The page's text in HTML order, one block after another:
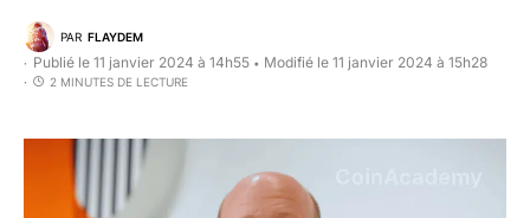
PAR FLAYDEM
Publié le 11 janvier 2024 à 14h55 • Modifié le 11 janvier 2024 à 15h28
2 MINUTES DE LECTURE